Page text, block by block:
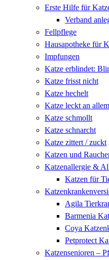
Erste Hilfe für
Verband
Fellpflege
Hausapotheke für
Impfungen
Katze erblindet:
Katze frisst nicht
Katze hechelt
Katze leckt an allem
Katze schmollt
Katze schnarcht
Katze zittert / zuckt
Katzen und
Katzenallergie &
Katzen für
Agila
Barmenia
Coya
Petprotect
Katzensenioren –